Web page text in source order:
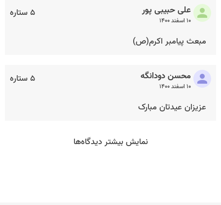
۵ ستاره علی حبیبی پور
۱۰ اسفند ۱۴۰۰
مبعث پیامبر اکرم(ص)
۵ ستاره محسن دودانگه
۱۰ اسفند ۱۴۰۰
عزیزان عیدتان مبارک
نمایش بیشتر دیدگاه‌ها